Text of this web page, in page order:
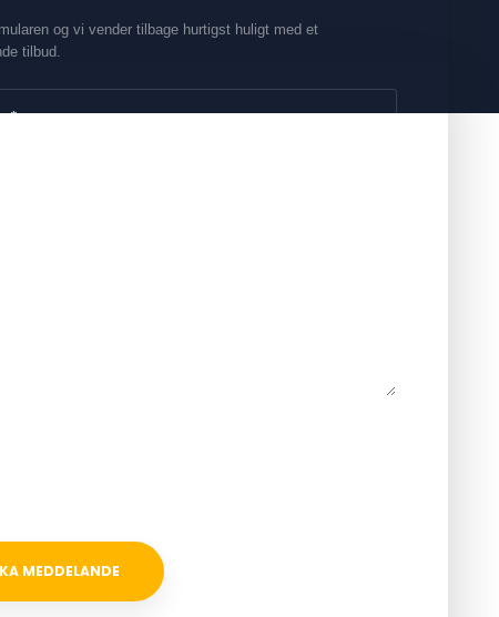
og vi vender tilbage hurtigst huligt med et
tilbud.